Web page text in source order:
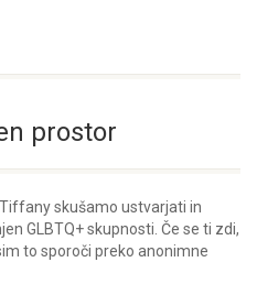
prostor
skušamo ustvarjati in
GLBTQ+ skupnosti. Če se ti zdi,
to sporoči preko anonimne